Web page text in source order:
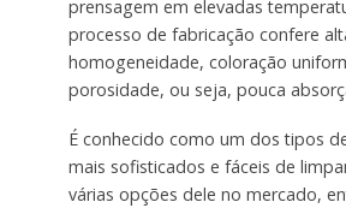
prensagem em elevadas
processo de fabricação confere
homogeneidade, coloração
porosidade, ou seja, pouca
É conhecido como um dos tipos
mais sofisticados e fáceis de
várias opções dele no mercado,